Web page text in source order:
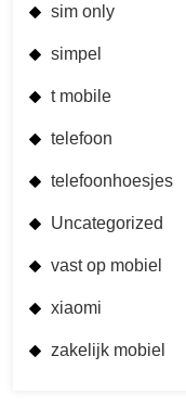
sim only
simpel
t mobile
telefoon
telefoonhoesjes
Uncategorized
vast op mobiel
xiaomi
zakelijk mobiel